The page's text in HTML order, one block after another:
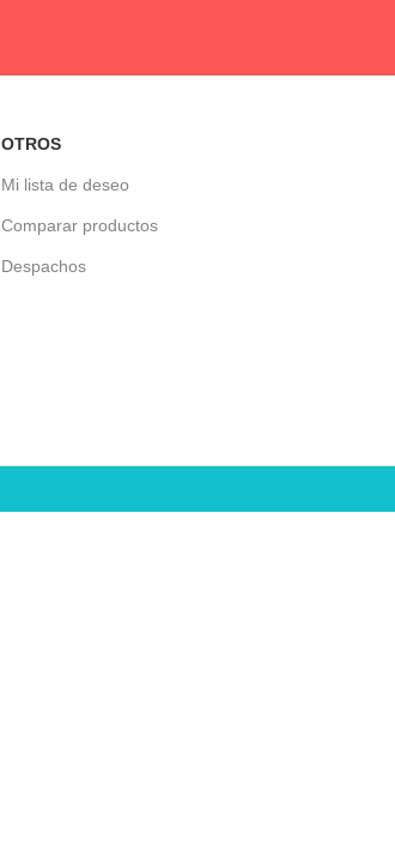
OTROS
Mi lista de deseo
Comparar productos
Despachos